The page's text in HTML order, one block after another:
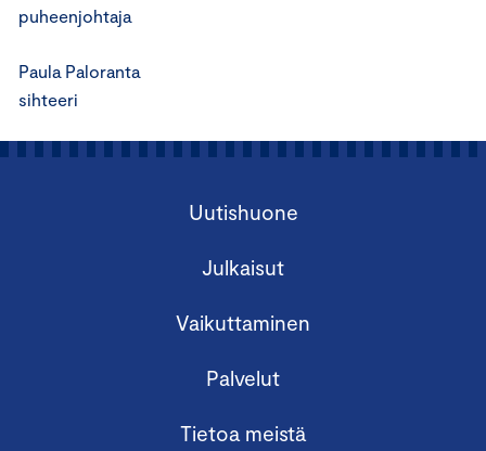
puheenjohtaja
Paula Paloranta
sihteeri
Uutishuone
Julkaisut
Vaikuttaminen
Palvelut
Tietoa meistä